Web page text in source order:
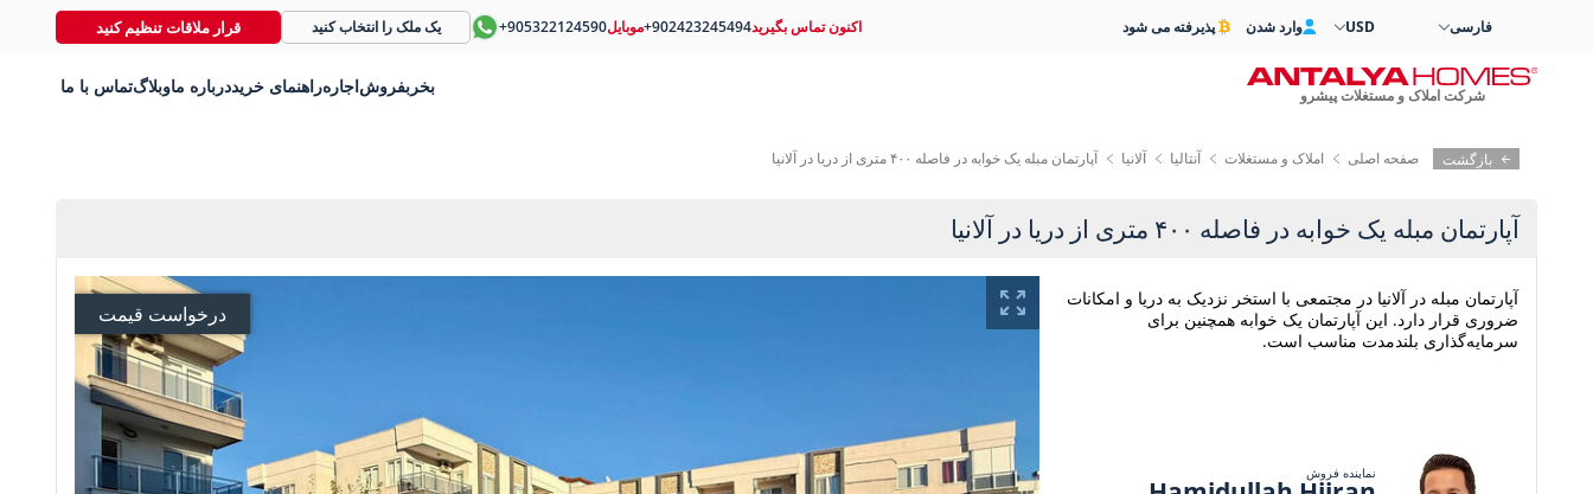
بازگشت صفحه اصلی املاک و مستغلات آنتالیا آلانیا آپارتمان مبله یک خوابه در فاصله ۴۰۰ متری از دریا در آلانیا
آپارتمان مبله یک خوابه در فاصله ۴۰۰ متری از دریا در آلانیا
درخواست قیمت
آپارتمان مبله در آلانیا در مجتمعی با استخر نزدیک به دریا و امکانات
ضروری قرار دارد. این آپارتمان یک خوابه همچنین برای
سرمایه‌گذاری بلندمدت مناسب است.
نماینده فروش
فارسی USD وارد شدن پذیرفته می شود
شرکت املاک و مستغلات پیشرو
اکنون تماس بگیرید+902423245494موبایل+905322124590 یک ملک را انتخاب کنید قرار ملاقات تنظیم کنید
بخر بفروشاجارهراهنمای خریددرباره ماوبلاگتماس با ما